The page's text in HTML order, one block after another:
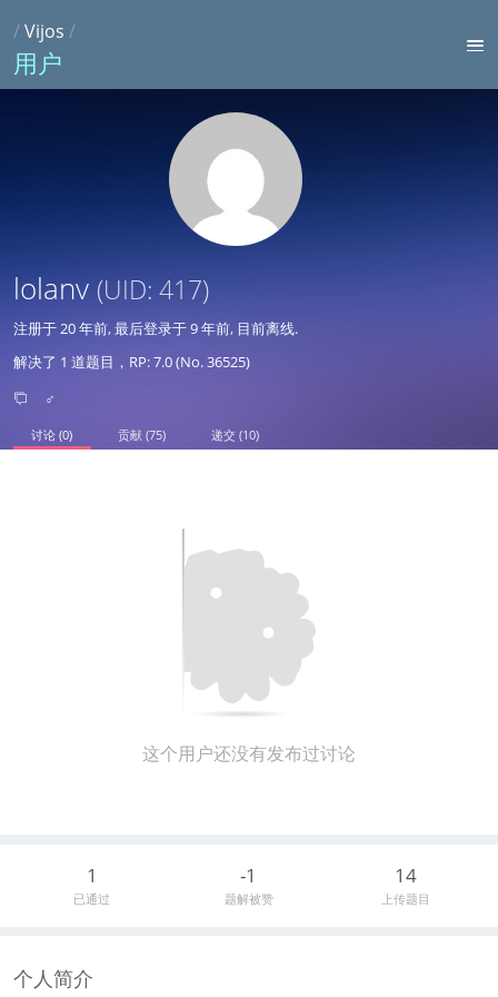
/Vijos /
用户
lolanv (UID: 417)
注册于20 年前, 最后登录于9 年前, 目前离线.
解决了 1 道题目，RP: 7.0 (No. 36525)
♂
讨论 (0) 贡献 (75) 递交 (10)
这个用户还没有发布过讨论
1
已通过
-1
题解被赞
14
上传题目
个人简介